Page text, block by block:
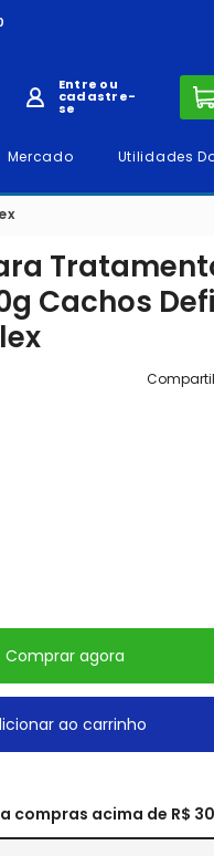
Entre ou
cadastre-
se
Mercado Utilidades
Cachos
Comprar agora
ao carrinho
compras acima de R$